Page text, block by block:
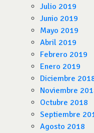
Julio 2019
Junio 2019
Mayo 2019
Abril 2019
Febrero 2019
Enero 2019
Diciembre
Noviembre
Octubre 2018
Septiembre
Agosto 2018